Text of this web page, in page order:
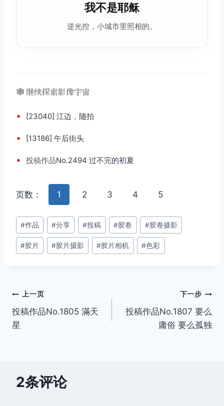
我不是耶稣
逆光控，小城市里照相的。
🕸️ 继续探索影像宇宙
• [23040] 江边，随拍
• [13186] 午后街头
• 投稿作品No.2494 过不完的初夏
页数： 1 2 3 4 5
文
章
标
#作品 #分享 #投稿 #胶卷 #胶卷摄影
#胶片 #胶片摄影 #胶片相机 #色彩
文
章
上一页
投稿作品No.1805 滿天
星
下一步
投稿作品No.1807 要么
庸俗 要么孤独
2条评论